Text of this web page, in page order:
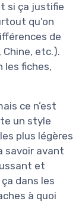
si ça justifie
qu’on
de
Chine, etc.).
les fiches,
ce n’est
un style
plus légères
savoir avant
et
dans les
à quoi